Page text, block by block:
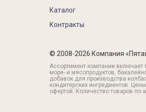
Каталог
Контракты
© 2008-2026 Компания
Ассортимент компании
море- и мясопродуктов,
добавок для производства
кондитерских ингредиентов.
офертой. Количество товаров по